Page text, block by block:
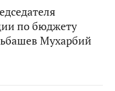
по бюджету
Мухарбий